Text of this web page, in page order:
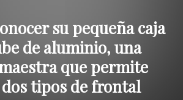
su pequeña caja
de aluminio, una
que permite
tipos de frontal